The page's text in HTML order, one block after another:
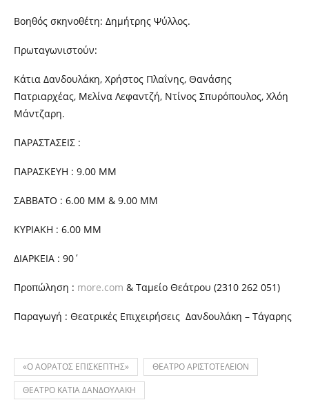
Βοηθός σκηνοθέτη: Δημήτρης Ψύλλος.
Πρωταγωνιστούν:
Κάτια Δανδουλάκη, Χρήστος Πλαΐνης, Θανάσης
Πατριαρχέας, Μελίνα Λεφαντζή, Ντίνος Σπυρόπουλος, Χλόη
Μάντζαρη.
ΠΑΡΑΣΤΑΣΕΙΣ :
ΠΑΡΑΣΚΕΥΗ : 9.00 ΜΜ
ΣΑΒΒΑΤΟ : 6.00 ΜΜ & 9.00 ΜΜ
ΚΥΡΙΑΚΗ : 6.00 ΜΜ
ΔΙΑΡΚΕΙΑ : 90΄
Προπώληση : more.com & Tαμείο Θεάτρου (2310 262 051)
Παραγωγή : Θεατρικές Επιχειρήσεις Δανδουλάκη – Τάγαρης
«Ο ΑΟΡΑΤΟΣ ΕΠΙΣΚΕΠΤΗΣ»
ΘΕΑΤΡΟ ΑΡΙΣΤΟΤΕΛΕΙΟΝ
ΘΕΑΤΡΟ ΚΑΤΙΑ ΔΑΝΔΟΥΛΑΚΗ